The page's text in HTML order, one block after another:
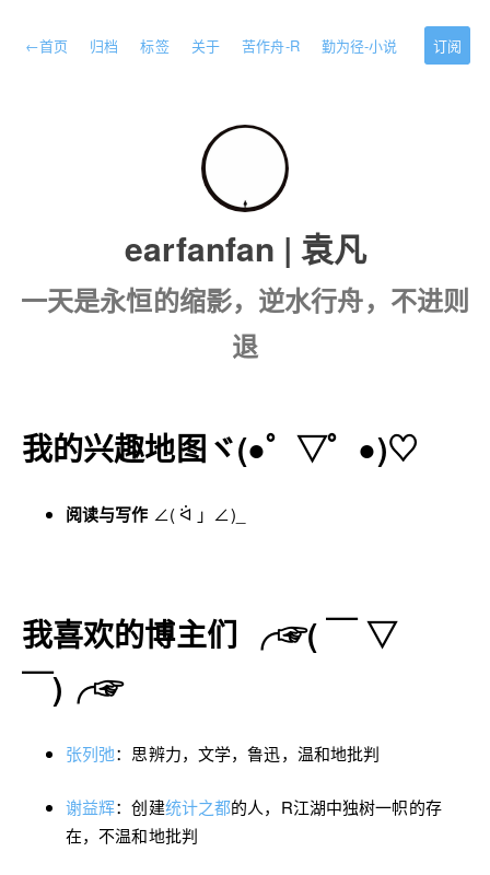
←首页 归档 标签 关于 苦作舟-R 勤为径-小说 订阅
earfanfan | 袁凡
一天是永恒的缩影，逆水行舟，不进则
退
我的兴趣地图ヾ(●゜▽゜●)♡
阅读与写作 ∠( ᐛ 」∠)_
我喜欢的博主们 ╭☞( ￣ ▽
￣)╭☞
张列弛：思辨力，文学，鲁迅，温和地批判
谢益辉：创建统计之都的人，R江湖中独树一帜的存
在，不温和地批判